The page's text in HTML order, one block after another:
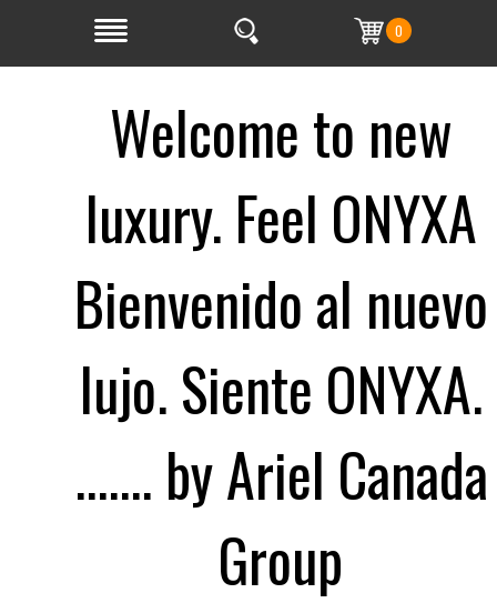
0
Welcome to new
luxury. Feel ONYXA
Bienvenido al nuevo
lujo. Siente ONYXA.
....... by Ariel Canada
Group